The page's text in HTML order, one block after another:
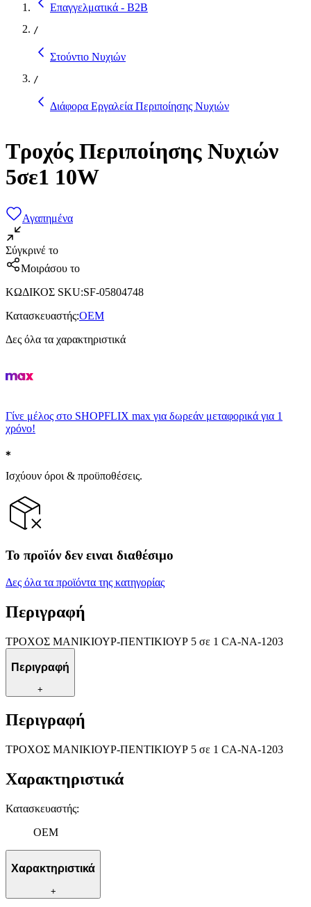
Επαγγελματικά - B2B
/
Στούντιο Νυχιών
/
Διάφορα Εργαλεία Περιποίησης Νυχιών
Τροχός Περιποίησης Νυχιών
5σε1 10W
Αγαπημένα
Σύγκρινέ το
Μοιράσου το
ΚΩΔΙΚΟΣ SKU:SF-05804748
Κατασκευαστής:OEM
Δες όλα τα χαρακτηριστικά
Γίνε μέλος στο SHOPFLIX max για δωρεάν μεταφορικά για 1
χρόνο!
Ισχύουν όροι & προϋποθέσεις.
Το προϊόν δεν ειναι διαθέσιμο
Δες όλα τα προϊόντα της κατηγορίας
Περιγραφή
ΤΡΟΧΟΣ ΜΑΝΙΚΙΟΥΡ-ΠΕΝΤΙΚΙΟΥΡ 5 σε 1 CA-NA-1203
Περιγραφή
+
Περιγραφή
ΤΡΟΧΟΣ ΜΑΝΙΚΙΟΥΡ-ΠΕΝΤΙΚΙΟΥΡ 5 σε 1 CA-NA-1203
Χαρακτηριστικά
Κατασκευαστής:
OEM
Χαρακτηριστικά
+